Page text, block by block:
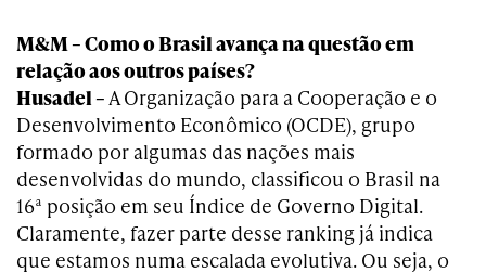
M&M – Como o Brasil avança na questão em
relação aos outros países?
Husadel – A Organização para a Cooperação e o
Desenvolvimento Econômico (OCDE), grupo
formado por algumas das nações mais
desenvolvidas do mundo, classificou o Brasil na
16ª posição em seu Índice de Governo Digital.
Claramente, fazer parte desse ranking já indica
que estamos numa escalada evolutiva. Ou seja, o